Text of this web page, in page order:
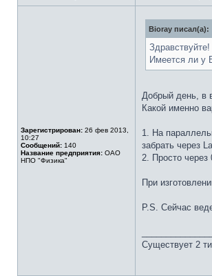
Зарегистрирован: 26 фев 2013,
10:27
Сообщений: 140
Название предприятия: ОАО
НПО "Физика"
Bioray писал(а):
Здравствуйте!
Имеется ли у
Добрый день, в
Какой именно
1. На
забрать через
2. Просто
При
P.S. Сейчас
Существует 2